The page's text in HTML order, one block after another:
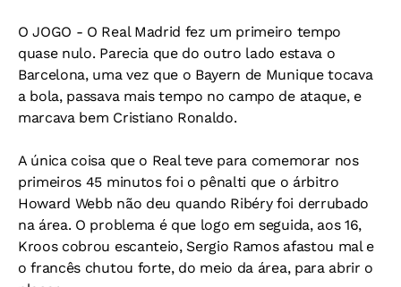
O JOGO - O Real Madrid fez um primeiro tempo
quase nulo. Parecia que do outro lado estava o
Barcelona, uma vez que o Bayern de Munique tocava
a bola, passava mais tempo no campo de ataque, e
marcava bem Cristiano Ronaldo.
A única coisa que o Real teve para comemorar nos
primeiros 45 minutos foi o pênalti que o árbitro
Howard Webb não deu quando Ribéry foi derrubado
na área. O problema é que logo em seguida, aos 16,
Kroos cobrou escanteio, Sergio Ramos afastou mal e
o francês chutou forte, do meio da área, para abrir o